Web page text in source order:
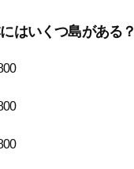
はいくつ島がある？